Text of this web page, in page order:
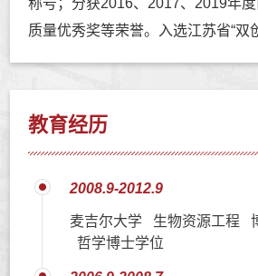
质量优秀奖等荣誉。入选江苏省“双
教育经历
2008.9-2012.9
麦吉尔大学 生物资源工程
哲学博士学位